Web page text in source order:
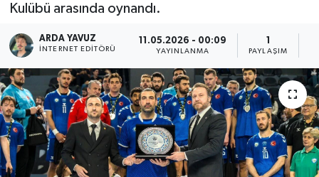
Kulübü arasında oynandı.
ARDA YAVUZ
İNTERNET EDITÖRÜ
11.05.2026 - 00:09
YAYINLANMA
1
PAYLAŞIM
İLÇELERİMİZ
RESMİ İLAN